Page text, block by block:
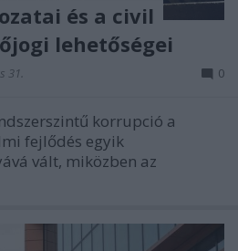
és a civil
lehetőségei
31. 0
korrupció a
fejlődés egyik
vált, miközben az